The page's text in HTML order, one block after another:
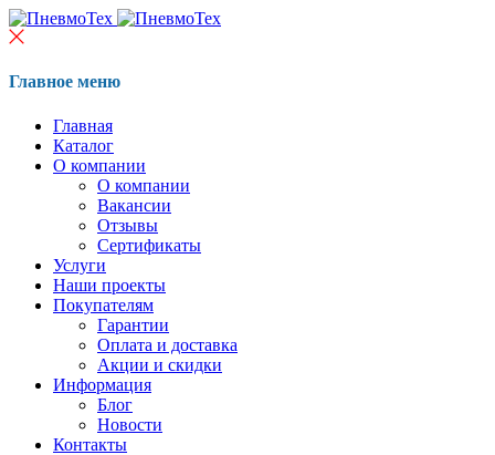
Главное меню
Главная
Каталог
О компании
О компании
Вакансии
Отзывы
Сертификаты
Услуги
Наши проекты
Покупателям
Гарантии
Оплата и доставка
Акции и скидки
Информация
Блог
Новости
Контакты